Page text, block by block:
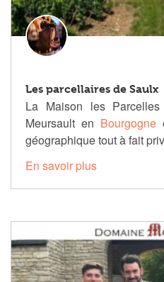
Les parcellaires de Saulx
La Maison les
Meursault en Bourgogne
géographique tout à fait
En savoir plus